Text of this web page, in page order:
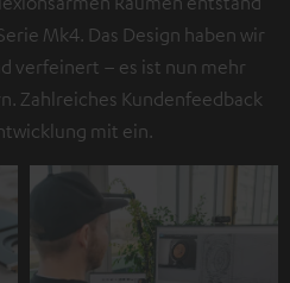
Mk4. Das Design haben wir
verfeinert – es ist nun mehr
Zahlreiches Kundenfeedback
mit ein.